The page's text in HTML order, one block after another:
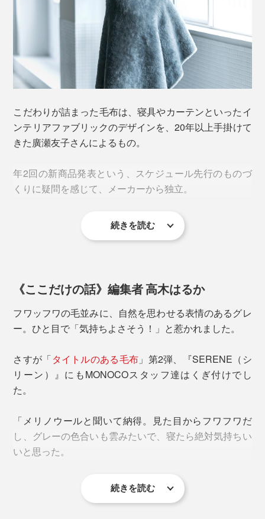
たっぷり毛足が1.7cmもあるメリノウールが、土台の基
布（ポリエステル100％）に密に編み込まれているか
ら、心地よい仕上がりです。
これは至福の気持ちよさ！
ウールは、保温性と吸・放湿性にすぐれているので、冷
昔ながらのウール毛布は、タテ糸とヨコ糸を二重に織っ
てから起毛させる、毛足の短い織り毛布が主流。
密に織る分、暖かさは十分でしたが、重さもありました
『SERENE』は、ニューマイヤー毛布といって、もと
は保温力の低いアクリル製やポリエステル製の毛布を、
もっと暖かくするための製法でつくっています。
土台となる1枚の基布から、オモテ・ウラ両面にウール
糸をかき出して、起毛させる製法なので、毛足はふんわ
り長く。
長い毛足のあいだに、体温で暖まった空気をたっぷり溜
め込むから、ウールのニューマイヤー毛布は、軽い仕上
こだわりが詰まった毛布は、寝具やカーテンといったイ
ンテリアファブリックのデザインを、20年以上手掛けて
きた廣瀬友子さんによるもの。
年2回の新商品発表という、スケジュール先行のものづ
くりに疑問を感じて、メーカーから独立。
以来、息の長いものづくりを追求し続け、2019年、現
た。
廣瀬さんが目指した毛布は、「子どものときから、大人
続きを読む
《ここだけの話》編集者 高木はるか
フワッフワの毛並みに、自然を思わせる表情のあるグレ
ー。ひと目で「気持ちよさそう！」と惹かれました。
さすが「タイトルのある毛布 」第2弾、『SERENE（シ
リーン）』にもMONOCOスタッフ達はくぎ付けでし
た。
「メリノウールと聞いて納得。見た目からフワフワだ
し、グレーの色合いも雲みたいで、寝たら絶対気持ちい
いと思った。
実際に寝てみたら、期待以上の気持ちよさ。頬ずりした
続きを読む